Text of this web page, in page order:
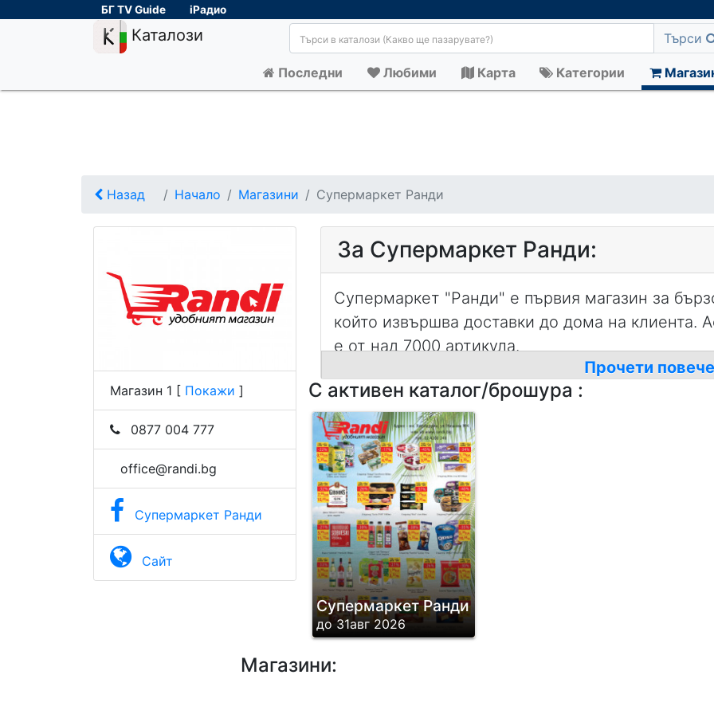
БГ TV Guide iРадио
Каталози Търси
Последни Любими Карта Категории
Назад Начало Магазини Супермаркет Ранди
Магазин 1 [ Покажи ]
0877 004 777
office@randi.bg
Супермаркет Ранди
Сайт
За Супермаркет Ранди:
Супермаркет "Ранди" е първия магазин за
който извършва доставки до дома на клиента.
е от над 7000 артикула.
Прочети повече
С активен каталог/брошура :
Супермаркет Ранди
до 31авг 2026
Магазини: